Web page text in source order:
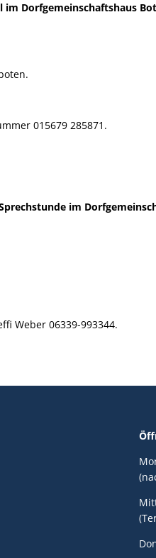
Dorfgemeinschaftshaus
015679 285871.
im
Weber 06339-993344.